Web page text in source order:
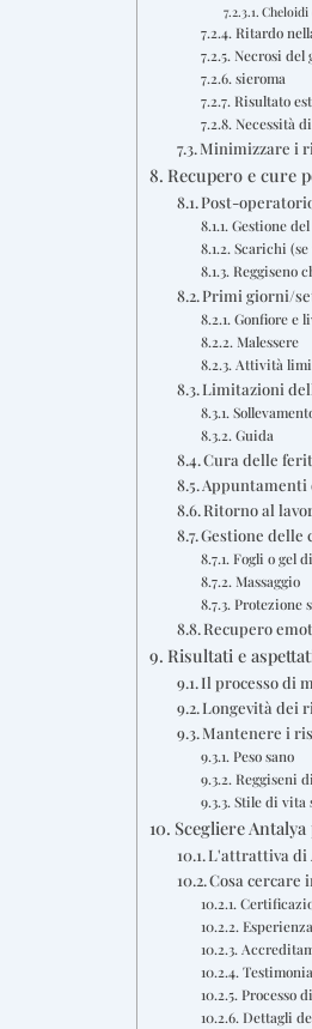
Ritardo
Necrosi del
sieroma
Risultato
Necessità
Minimizzare i
Recupero e cure
Post-
Gestione
Scarichi
Reggiseno
Primi giorni/
Gonfiore e
Malessere
Attività
Limitazioni
Guida
Cura delle
Ritorno al
Gestione delle
Fogli o gel
Massaggio
Protezione
Recupero
Risultati e
Il processo di
Longevità dei
Mantenere i
Peso sano
Reggiseni
Stile di vita
Scegliere
L'attrattiva di
Cosa cercare
Processo
Dettagli